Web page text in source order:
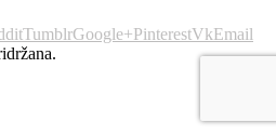
TumblrGoogle+PinterestVkEmail